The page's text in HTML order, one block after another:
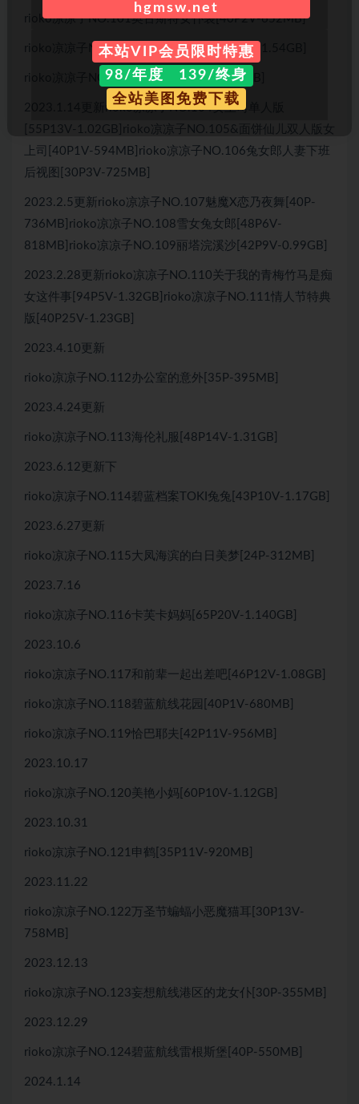
rioko凉凉子NO.101奥古斯特女仆装[40P2V-652MB]
rioko凉凉子NO.102杀生院膝皮女仆[41P4V-1.54GB]
rioko凉凉子NO.103圣诞兔[30P12V-938MB]
2023.1.14更新rioko凉凉子NO.104女上司单人版
[55P13V-1.02GB]rioko凉凉子NO.105&面饼仙儿双人版女
上司[40P1V-594MB]rioko凉凉子NO.106兔女郎人妻下班
后视图[30P3V-725MB]
2023.2.5更新rioko凉凉子NO.107魅魔X恋乃夜舞[40P-
736MB]rioko凉凉子NO.108雪女兔女郎[48P6V-
818MB]rioko凉凉子NO.109丽塔浣溪沙[42P9V-0.99GB]
2023.2.28更新rioko凉凉子NO.110关于我的青梅竹马是痴
女这件事[94P5V-1.32GB]rioko凉凉子NO.111情人节特典
版[40P25V-1.23GB]
2023.4.10更新
rioko凉凉子NO.112办公室的意外[35P-395MB]
2023.4.24更新
rioko凉凉子NO.113海伦礼服[48P14V-1.31GB]
2023.6.12更新下
rioko凉凉子NO.114碧蓝档案TOKI兔兔[43P10V-1.17GB]
2023.6.27更新
rioko凉凉子NO.115大凤海滨的白日美梦[24P-312MB]
2023.7.16
rioko凉凉子NO.116卡芙卡妈妈[65P20V-1.140GB]
2023.10.6
rioko凉凉子NO.117和前辈一起出差吧[46P12V-1.08GB]
rioko凉凉子NO.118碧蓝航线花园[40P1V-680MB]
rioko凉凉子NO.119恰巴耶夫[42P11V-956MB]
2023.10.17
rioko凉凉子NO.120美艳小妈[60P10V-1.12GB]
2023.10.31
rioko凉凉子NO.121申鹤[35P11V-920MB]
2023.11.22
rioko凉凉子NO.122万圣节蝙蝠小恶魔猫耳[30P13V-
758MB]
2023.12.13
rioko凉凉子NO.123妄想航线港区的龙女仆[30P-355MB]
2023.12.29
rioko凉凉子NO.124碧蓝航线雷根斯堡[40P-550MB]
2024.1.14
hgmsw.net
本站VIP会员限时特惠
98/年度 139/终身
全站美图免费下载